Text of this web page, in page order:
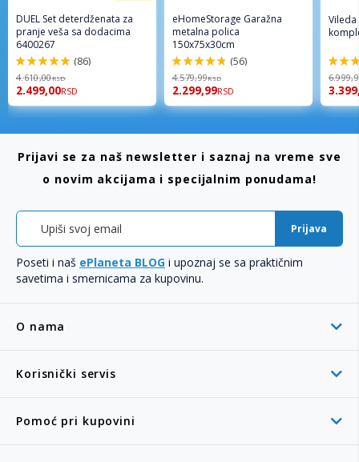
DUEL Set deterdženata za
pranje veša sa dodacima
6400267
98%
(86)
4.610,00RSD
2.499,00RSD
eHomeStorage Garažna
metalna polica
150x75x30cm
96%
(56)
4.579,99RSD
2.299,99RSD
92%
O nama
Korisnički servis
Pomoć pri kupovini
Prijavi se za naš newsletter i saznaj na vreme sve
o novim akcijama i specijalnim ponudama!
Prijava
Poseti i naš ePlaneta BLOG i upoznaj se sa praktičnim
savetima i smernicama za kupovinu.